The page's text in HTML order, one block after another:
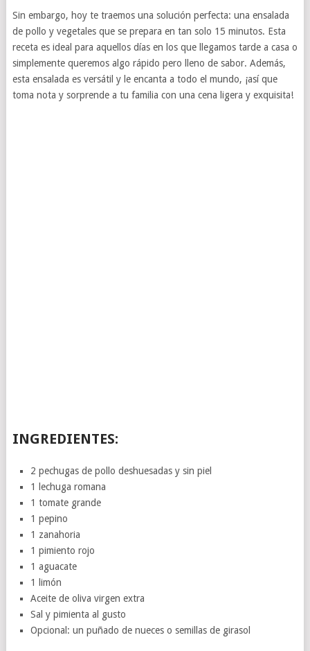
Sin embargo, hoy te traemos una solución perfecta: una ensalada
de pollo y vegetales que se prepara en tan solo 15 minutos. Esta
receta es ideal para aquellos días en los que llegamos tarde a casa o
simplemente queremos algo rápido pero lleno de sabor. Además,
esta ensalada es versátil y le encanta a todo el mundo, ¡así que
toma nota y sorprende a tu familia con una cena ligera y exquisita!
INGREDIENTES:
2 pechugas de pollo deshuesadas y sin piel
1 lechuga romana
1 tomate grande
1 pepino
1 zanahoria
1 pimiento rojo
1 aguacate
1 limón
Aceite de oliva virgen extra
Sal y pimienta al gusto
Opcional: un puñado de nueces o semillas de girasol